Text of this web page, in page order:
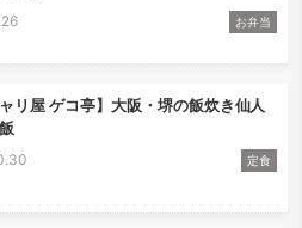
お弁当
ャリ屋 ゲコ亭】大阪・堺の飯炊き仙人
定食